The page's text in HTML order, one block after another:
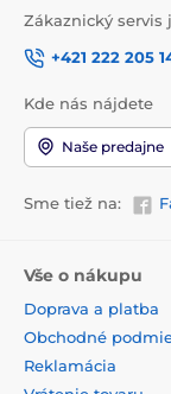
Zákaznický servis
+421 222 205
Kde nás nájdete
Naše predajne
Sme tiež na:
Vše o nákupu
Doprava a platba
Obchodné
Reklamácia